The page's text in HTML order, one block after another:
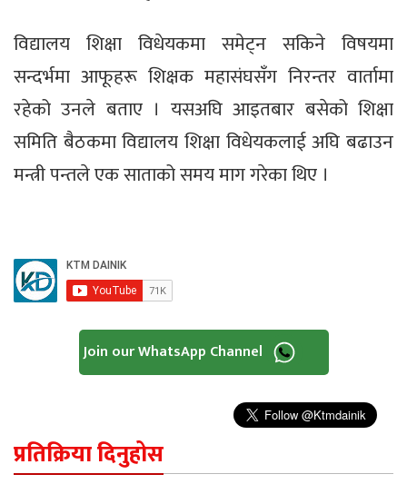
विद्यालय शिक्षा विधेयकमा समेट्न सकिने विषयमा
सन्दर्भमा आफूहरू शिक्षक महासंघसँग निरन्तर वार्तामा
रहेको उनले बताए । यसअघि आइतबार बसेको शिक्षा
समिति बैठकमा विद्यालय शिक्षा विधेयकलाई अघि बढाउन
मन्त्री पन्तले एक साताको समय माग गरेका थिए ।
Join our WhatsApp Channel
प्रतिक्रिया दिनुहोस